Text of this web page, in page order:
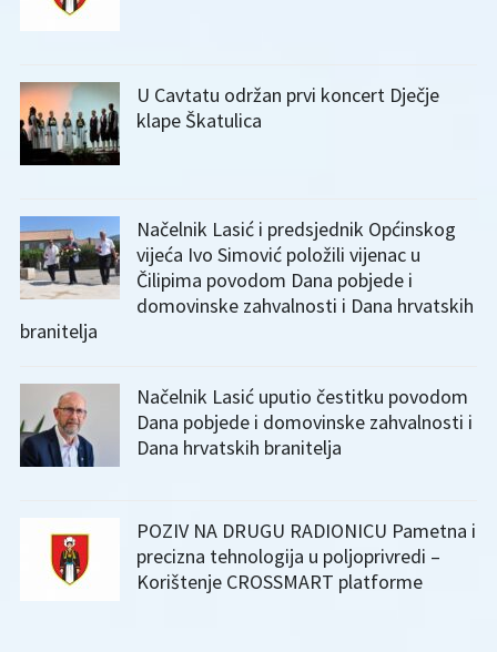
U Cavtatu održan prvi koncert Dječje
klape Škatulica
Načelnik Lasić i predsjednik Općinskog
vijeća Ivo Simović položili vijenac u
Čilipima povodom Dana pobjede i
domovinske zahvalnosti i Dana hrvatskih
branitelja
Načelnik Lasić uputio čestitku povodom
Dana pobjede i domovinske zahvalnosti i
Dana hrvatskih branitelja
POZIV NA DRUGU RADIONICU Pametna i
precizna tehnologija u poljoprivredi –
Korištenje CROSSMART platforme